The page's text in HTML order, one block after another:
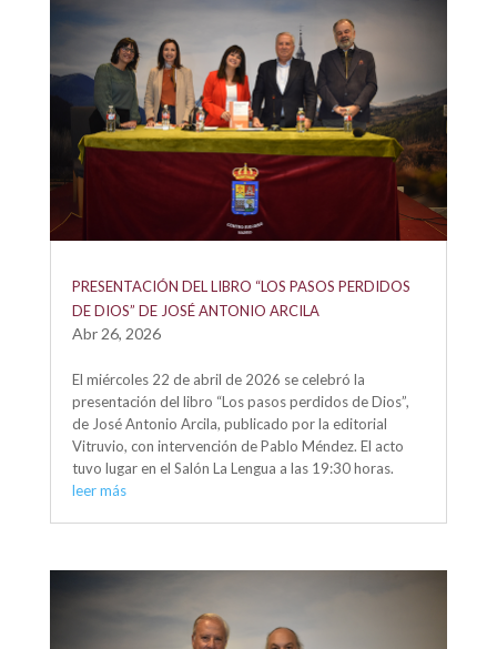
PRESENTACIÓN DEL LIBRO “LOS PASOS PERDIDOS
DE DIOS” DE JOSÉ ANTONIO ARCILA
Abr 26, 2026
El miércoles 22 de abril de 2026 se celebró la
presentación del libro “Los pasos perdidos de Dios”,
de José Antonio Arcila, publicado por la editorial
Vitruvio, con intervención de Pablo Méndez. El acto
tuvo lugar en el Salón La Lengua a las 19:30 horas.
leer más